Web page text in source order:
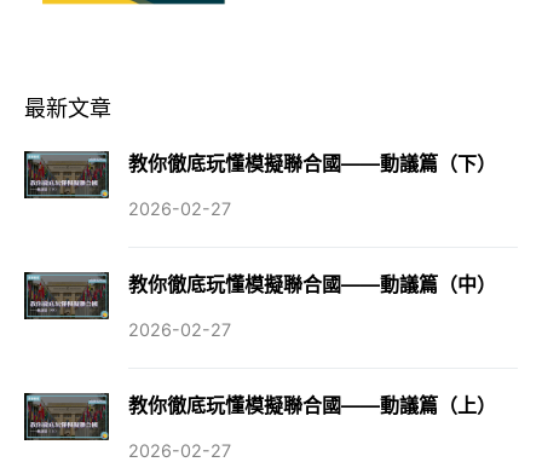
最新文章
教你徹底玩懂模擬聯合國——動議篇（下）
2026-02-27
教你徹底玩懂模擬聯合國——動議篇（中）
2026-02-27
教你徹底玩懂模擬聯合國——動議篇（上）
2026-02-27